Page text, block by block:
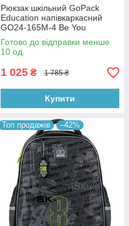
Рюкзак шкільний GoPack
Education напівкаркасний
GO24-165M-4 Be You
Готово до відправки менше
10 од.
1 025 ₴ 1 785 ₴
Купити
Топ продажів –42%